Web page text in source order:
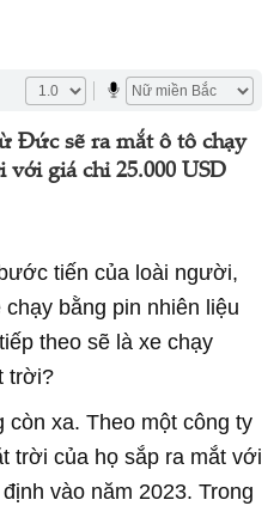
Đức sẽ ra mắt ô tô chạy
giá chỉ 25.000 USD
tiến của loài người,
bằng pin nhiên liệu
theo sẽ là xe chạy
trời?
xa. Theo một công ty
trời của họ sắp ra mắt với
vào năm 2023. Trong